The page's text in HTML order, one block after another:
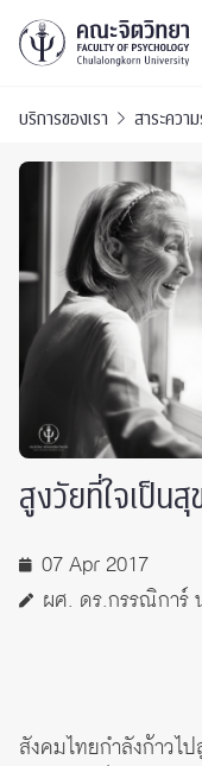
บริการของเรา สาระควา
สูงวัยที่ใจเป็นสุ
07 Apr 2017
ผศ. ดร.กรรณิการ์
สังคมไทยกำลังก้าวไ